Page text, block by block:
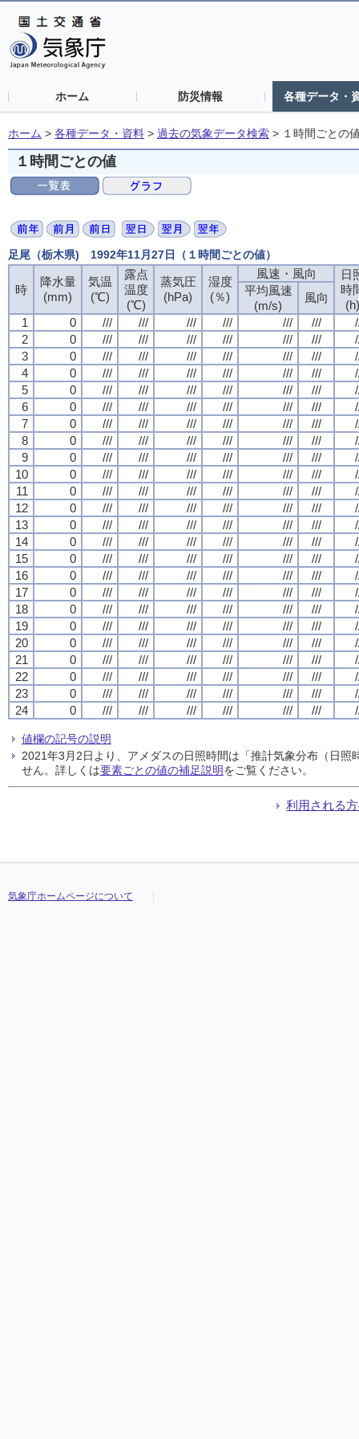
ホーム 防災情報 各種データ・
ホーム > 各種データ・資料 > 過去の気象データ検索 > １時間ごとの
１時間ごとの値
足尾（栃木県) 1992年11月27日（１時間ごとの値）
時
降水量
(mm)
気温
(℃)
露点
温度
(℃)
蒸気圧
(hPa)
湿度
(％)
風速・風向
日
時
(h)
平均風速
(m/s)
風向
1
0 /// /// /// /// /// ///
2
0 /// /// /// /// /// ///
3
0 /// /// /// /// /// ///
4
0 /// /// /// /// /// ///
5
0 /// /// /// /// /// ///
6
0 /// /// /// /// /// ///
7
0 /// /// /// /// /// ///
8
0 /// /// /// /// /// ///
9
0 /// /// /// /// /// ///
10
0 /// /// /// /// /// ///
11
0 /// /// /// /// /// ///
12
0 /// /// /// /// /// ///
13
0 /// /// /// /// /// ///
14
0 /// /// /// /// /// ///
15
0 /// /// /// /// /// ///
16
0 /// /// /// /// /// ///
17
0 /// /// /// /// /// ///
18
0 /// /// /// /// /// ///
19
0 /// /// /// /// /// ///
20
0 /// /// /// /// /// ///
21
0 /// /// /// /// /// ///
22
0 /// /// /// /// /// ///
23
0 /// /// /// /// /// ///
24
0 /// /// /// /// /// ///
値欄の記号の説明
2021年3月2日より、アメダスの日照時間は「推計気象分布（日
せん。詳しくは要素ごとの値の補足説明をご覧ください。
利用される
気象庁ホームページについて